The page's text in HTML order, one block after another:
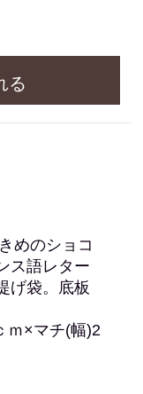
る
めのショコ
ス語レター
げ袋。底板
×マチ(幅)2